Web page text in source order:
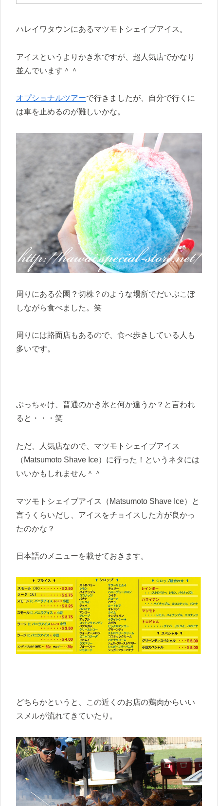
ハレイワタウンにあるマツモトシェイブアイス。
アイスというよりかき氷ですが、超人気店でかなり
並んでいます＾＾
オプショナルツアーで行きましたが、自分で行くに
は車を止めるのが難しいかな。
周りにある公園？切株？のような場所でだいぶこぼ
しながら食べました。笑
周りには路面店もあるので、食べ歩きしている人も
多いです。
ぶっちゃけ、普通のかき氷と何か違うか？と言われ
ると・・・笑
ただ、人気店なので、マツモトシェイブアイス
（Matsumoto Shave Ice）に行った！というネタには
いいかもしれません＾＾
マツモトシェイブアイス（Matsumoto Shave Ice）と
言うくらいだし、アイスをチョイスした方が良かっ
たのかな？
日本語のメニューを載せておきます。
どちらかというと、この近くのお店の鶏肉からいい
スメルが流れてきていたり。